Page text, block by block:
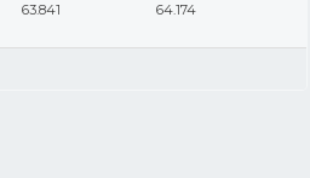
63.841 64.174